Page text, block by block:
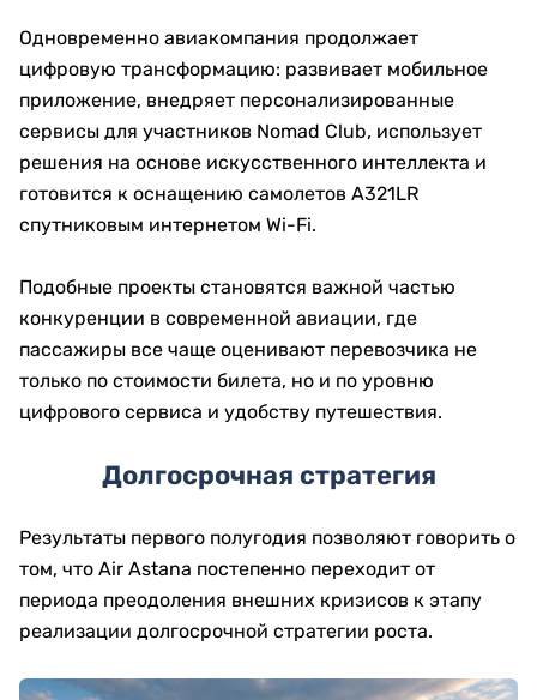
Одновременно авиакомпания продолжает
цифровую трансформацию: развивает мобильное
приложение, внедряет персонализированные
сервисы для участников Nomad Club, использует
решения на основе искусственного интеллекта и
готовится к оснащению самолетов A321LR
спутниковым интернетом Wi-Fi.
Подобные проекты становятся важной частью
конкуренции в современной авиации, где
пассажиры все чаще оценивают перевозчика не
только по стоимости билета, но и по уровню
цифрового сервиса и удобству путешествия.
Долгосрочная стратегия
Результаты первого полугодия позволяют говорить о
том, что Air Astana постепенно переходит от
периода преодоления внешних кризисов к этапу
реализации долгосрочной стратегии роста.